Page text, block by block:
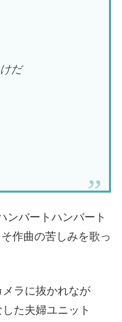
だ
ンバートハンバート
作曲の苦しみを歌っ
ラに抜かれなが
た夫婦ユニット